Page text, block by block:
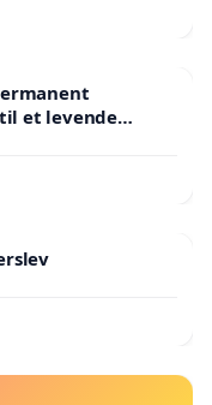
et levende